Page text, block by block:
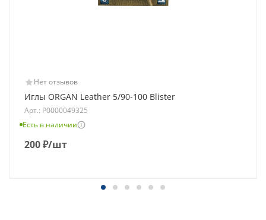
Нет отзывов
Иглы ORGAN Leather 5/90-100 Blister
Арт.: Р0000049325
Есть в наличии
200₽/шт